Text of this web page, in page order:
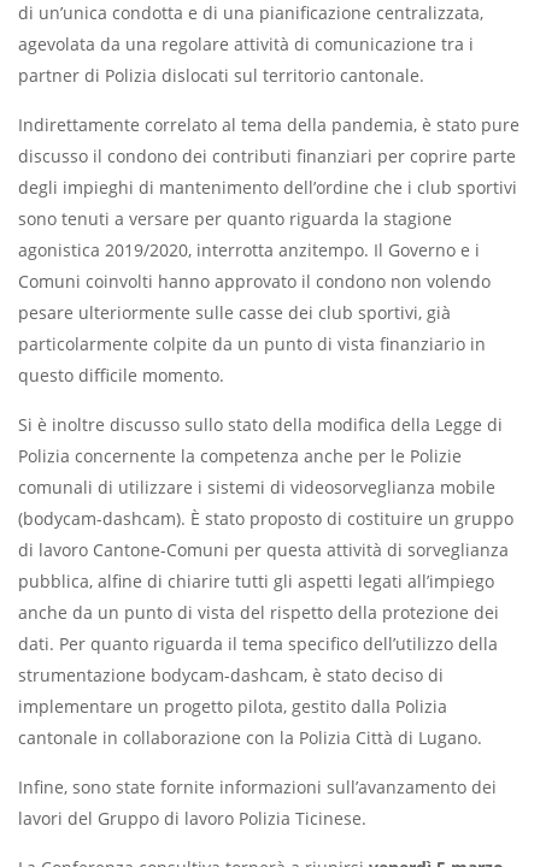
di un’unica condotta e di una pianificazione centralizzata,
agevolata da una regolare attività di comunicazione tra i
partner di Polizia dislocati sul territorio cantonale.
Indirettamente correlato al tema della pandemia, è stato pure
discusso il condono dei contributi finanziari per coprire parte
degli impieghi di mantenimento dell’ordine che i club sportivi
sono tenuti a versare per quanto riguarda la stagione
agonistica 2019/2020, interrotta anzitempo. Il Governo e i
Comuni coinvolti hanno approvato il condono non volendo
pesare ulteriormente sulle casse dei club sportivi, già
particolarmente colpite da un punto di vista finanziario in
questo difficile momento.
Si è inoltre discusso sullo stato della modifica della Legge di
Polizia concernente la competenza anche per le Polizie
comunali di utilizzare i sistemi di videosorveglianza mobile
(bodycam-dashcam). È stato proposto di costituire un gruppo
di lavoro Cantone-Comuni per questa attività di sorveglianza
pubblica, alfine di chiarire tutti gli aspetti legati all’impiego
anche da un punto di vista del rispetto della protezione dei
dati. Per quanto riguarda il tema specifico dell’utilizzo della
strumentazione bodycam-dashcam, è stato deciso di
implementare un progetto pilota, gestito dalla Polizia
cantonale in collaborazione con la Polizia Città di Lugano.
Infine, sono state fornite informazioni sull’avanzamento dei
lavori del Gruppo di lavoro Polizia Ticinese.